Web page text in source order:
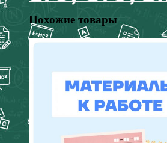
Похожие товары